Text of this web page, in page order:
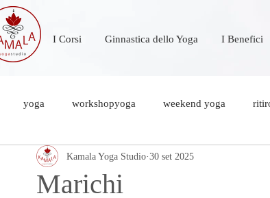
I Corsi Ginnastica dello Yoga I Benefici
yoga workshopyoga weekend yoga
yoga e natura seminario yoga
Marichi
Kamala Yoga Studio 30 set 2025